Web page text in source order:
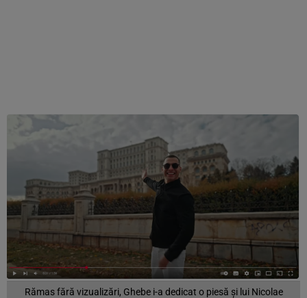
Rămas fără vizualizări, Ghebe i-a dedicat o piesă și lui Nicolae